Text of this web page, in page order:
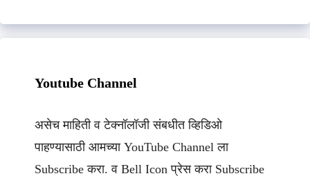
Youtube Channel
असेच माहिती व टेक्नॉलॉजी संबधीत व्हिडिओ
पाहण्यासाठी आमच्या YouTube Channel ला
Subscribe करा. व Bell Icon प्रेस करा Subscribe